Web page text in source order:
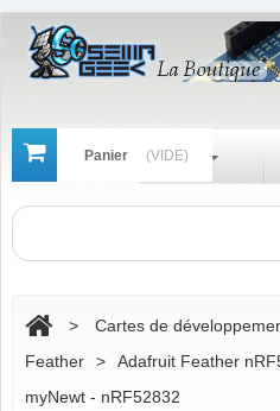
Panier (VIDE)Fr
> Cartes de
Feather
>
Adafruit Feather
myNewt - nRF52832